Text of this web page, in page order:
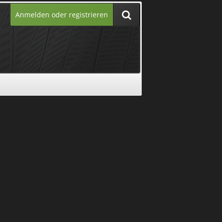
Anmelden oder registrieren